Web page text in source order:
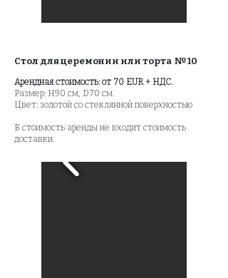
Стол для церемонии или торта № 10
Арендная стоимость: от 70 EUR + НДС.
Размер: H90 см, D70 см.
Цвет: золотой со стеклянной поверхностью
В стоимость аренды не входит стоимость
доставки.